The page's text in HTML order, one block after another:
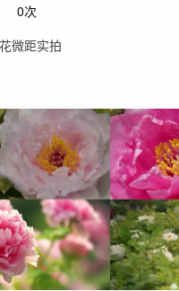
0次
微距实拍